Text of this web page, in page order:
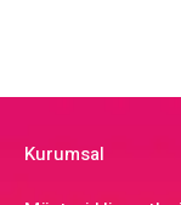
Kurumsal